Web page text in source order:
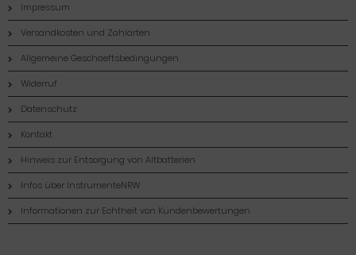
Impressum
Versandkosten und Zahlarten
Allgemeine Geschaeftsbedingungen
Widerruf
Datenschutz
Kontakt
Hinweis zur Entsorgung von Altbatterien
Infos über InstrumenteNRW
Informationen zur Echtheit von Kundenbewertungen